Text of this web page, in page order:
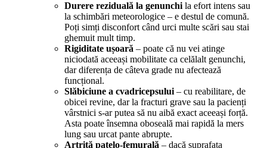
Durere reziduală la genunchi la efort intens sau
la schimbări meteorologice – e destul de comună.
Poți simți disconfort când urci multe scări sau stai
ghemuit mult timp.
Rigiditate ușoară – poate că nu vei atinge
niciodată aceeași mobilitate ca celălalt genunchi,
dar diferența de câteva grade nu afectează
funcțional.
Slăbiciune a cvadricepsului – cu reabilitare, de
obicei revine, dar la fracturi grave sau la pacienți
vârstnici s-ar putea să nu aibă exact aceeași forță.
Asta poate însemna oboseală mai rapidă la mers
lung sau urcat pante abrupte.
Artrită patelo-femurală – dacă suprafața